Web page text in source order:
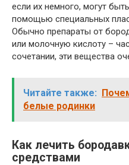
если их немного, могут
помощью специальных
Обычно препараты от
или молочную кислоту –
сочетании, эти вещества
Читайте также:
белые родинки
Как лечить
средствами